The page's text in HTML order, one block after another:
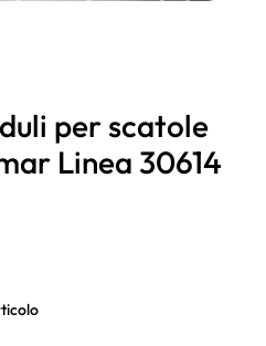
per scatole
Linea 30614